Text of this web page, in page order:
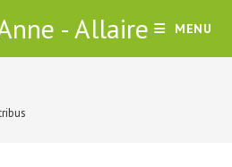
- Allaire MENU